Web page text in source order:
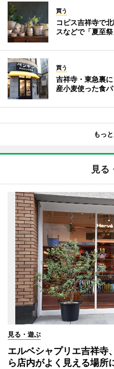
買う
コピス吉祥寺で
スなどで「夏至
買う
吉祥寺・東急裏
産小麦使った食
もっ
見る
見る・遊ぶ
エルベシャプリエ吉祥
ら店内がよく見える場所